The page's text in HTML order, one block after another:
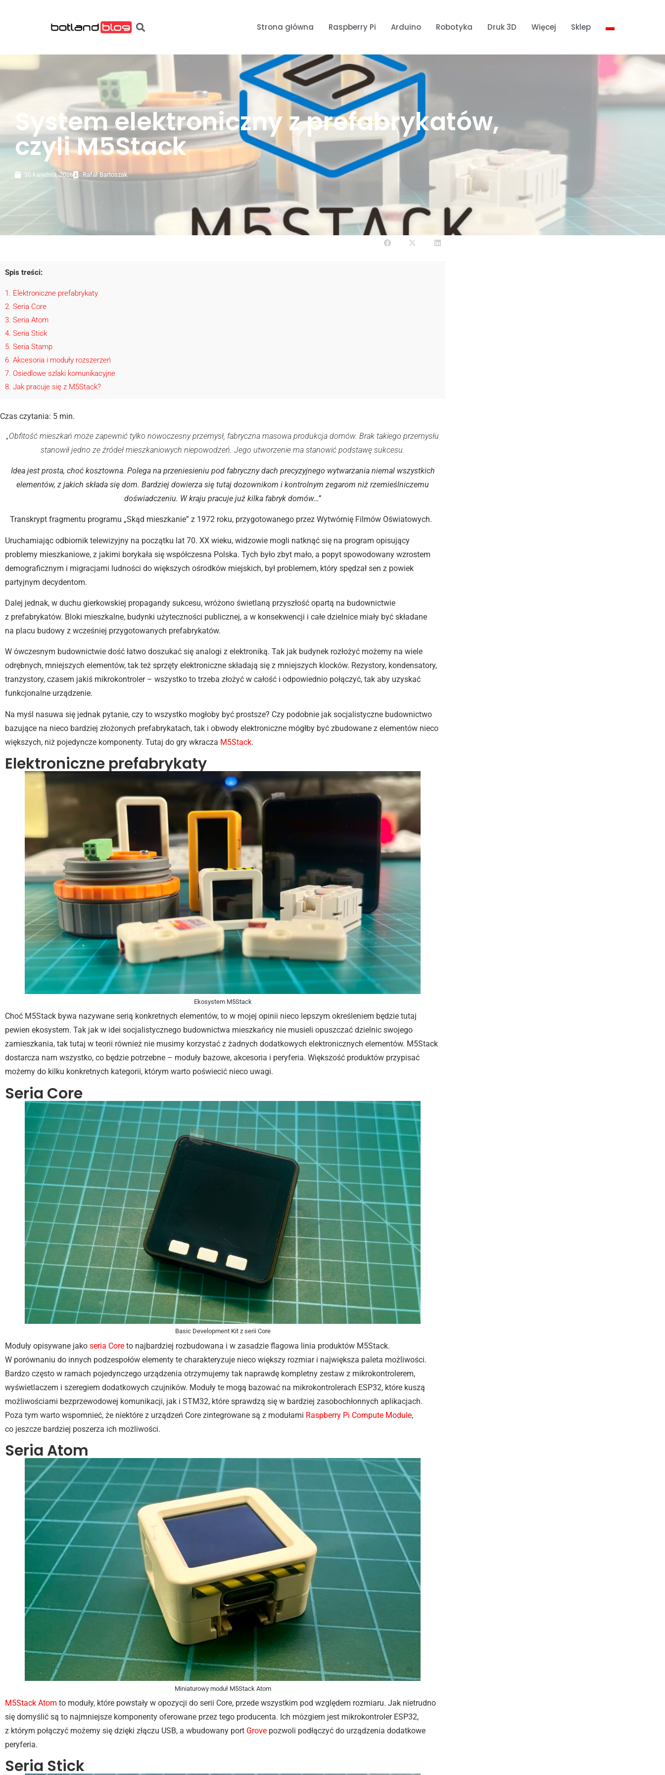
Strona główna Raspberry Pi Arduino Robotyka Druk 3D Więcej Sklep
System elektroniczny z prefabrykatów,
czyli M5Stack
30 kwietnia, 2026 Rafał Bartoszak
Spis treści:
1
Elektroniczne prefabrykaty
2 Seria Core
3 Seria Atom
4 Seria Stick
5 Seria Stamp
6 Akcesoria i moduły rozszerzeń
7 Osiedlowe szlaki komunikacyjne
8 Jak pracuje się z M5Stack?
Czas czytania: 5 min.
„Obfitość mieszkań może zapewnić tylko nowoczesny przemysł, fabryczna masowa produkcja domów. Brak takiego przemysłu
stanowił jedno ze źródeł mieszkaniowych niepowodzeń. Jego utworzenie ma stanowić podstawę sukcesu.
Idea jest prosta, choć kosztowna. Polega na przeniesieniu pod fabryczny dach precyzyjnego wytwarzania niemal wszystkich
elementów, z jakich składa się dom. Bardziej dowierza się tutaj dozownikom i kontrolnym zegarom niż rzemieślniczemu
doświadczeniu. W kraju pracuje już kilka fabryk domów…”
Transkrypt fragmentu programu „Skąd mieszkanie” z 1972 roku, przygotowanego przez Wytwórnię Filmów Oświatowych.
Uruchamiając odbiornik telewizyjny na początku lat 70. XX wieku, widzowie mogli natknąć się na program opisujący
problemy mieszkaniowe, z jakimi borykała się współczesna Polska. Tych było zbyt mało, a popyt spowodowany wzrostem
demograficznym i migracjami ludności do większych ośrodków miejskich, był problemem, który spędzał sen z powiek
partyjnym decydentom.
Dalej jednak, w duchu gierkowskiej propagandy sukcesu, wróżono świetlaną przyszłość opartą na budownictwie
z prefabrykatów. Bloki mieszkalne, budynki użyteczności publicznej, a w konsekwencji i całe dzielnice miały być składane
na placu budowy z wcześniej przygotowanych prefabrykatów.
W ówczesnym budownictwie dość łatwo doszukać się analogi z elektroniką. Tak jak budynek rozłożyć możemy na wiele
odrębnych, mniejszych elementów, tak też sprzęty elektroniczne składają się z mniejszych klocków. Rezystory, kondensatory,
tranzystory, czasem jakiś mikrokontroler – wszystko to trzeba złożyć w całość i odpowiednio połączyć, tak aby uzyskać
funkcjonalne urządzenie.
Na myśl nasuwa się jednak pytanie, czy to wszystko mogłoby być prostsze? Czy podobnie jak socjalistyczne budownictwo
bazujące na nieco bardziej złożonych prefabrykatach, tak i obwody elektroniczne mógłby być zbudowane z elementów nieco
większych, niż pojedyncze komponenty. Tutaj do gry wkracza M5Stack.
Elektroniczne prefabrykaty
Ekosystem M5Stack
Choć M5Stack bywa nazywane serią konkretnych elementów, to w mojej opinii nieco lepszym określeniem będzie tutaj
pewien ekosystem. Tak jak w idei socjalistycznego budownictwa mieszkańcy nie musieli opuszczać dzielnic swojego
zamieszkania, tak tutaj w teorii również nie musimy korzystać z żadnych dodatkowych elektronicznych elementów. M5Stack
dostarcza nam wszystko, co będzie potrzebne – moduły bazowe, akcesoria i peryferia. Większość produktów przypisać
możemy do kilku konkretnych kategorii, którym warto poświecić nieco uwagi.
Seria Core
Basic Development Kit z serii Core
Moduły opisywane jako seria Core to najbardziej rozbudowana i w zasadzie flagowa linia produktów M5Stack.
W porównaniu do innych podzespołów elementy te charakteryzuje nieco większy rozmiar i największa paleta możliwości.
Bardzo często w ramach pojedynczego urządzenia otrzymujemy tak naprawdę kompletny zestaw z mikrokontrolerem,
wyświetlaczem i szeregiem dodatkowych czujników. Moduły te mogą bazować na mikrokontrolerach ESP32, które kuszą
możliwościami bezprzewodowej komunikacji, jak i STM32, które sprawdzą się w bardziej zasobochłonnych aplikacjach.
Poza tym warto wspomnieć, że niektóre z urządzeń Core zintegrowane są z modułami Raspberry Pi Compute Module,
co jeszcze bardziej poszerza ich możliwości.
Seria Atom
Miniaturowy moduł M5Stack Atom
M5Stack Atom to moduły, które powstały w opozycji do serii Core, przede wszystkim pod względem rozmiaru. Jak nietrudno
się domyślić są to najmniejsze komponenty oferowane przez tego producenta. Ich mózgiem jest mikrokontroler ESP32,
z którym połączyć możemy się dzięki złączu USB, a wbudowany port Grove pozwoli podłączyć do urządzenia dodatkowe
peryferia.
Seria Stick